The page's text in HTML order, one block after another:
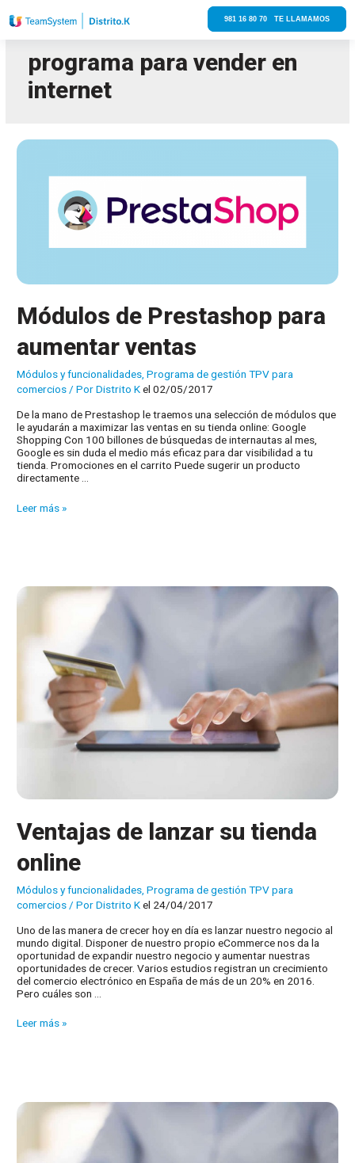
981 16 80 70 TE LLAMAMOS
programa para vender en
internet
Módulos de Prestashop para
aumentar ventas
Módulos y funcionalidades,Programa de gestión TPV para
comercios/ PorDistrito Kel 02/05/2017
De la mano de Prestashop le traemos una selección de módulos que
le ayudarán a maximizar las ventas en su tienda online: Google
Shopping Con 100 billones de búsquedas de internautas al mes,
Google es sin duda el medio más eficaz para dar visibilidad a tu
tienda. Promociones en el carrito Puede sugerir un producto
directamente …
Módulos
Leer más »
Ventajas de lanzar su tienda
online
Módulos y funcionalidades ,Programa de gestión TPV para
comercios / PorDistrito Kel 24/04/2017
Uno de las manera de crecer hoy en día es lanzar nuestro negocio al
mundo digital. Disponer de nuestro propio eCommerce nos da la
oportunidad de expandir nuestro negocio y aumentar nuestras
oportunidades de crecer. Varios estudios registran un crecimiento
del comercio electrónico en España de más de un 20% en 2016.
Pero cuáles son …
Ventajas
Leer más »